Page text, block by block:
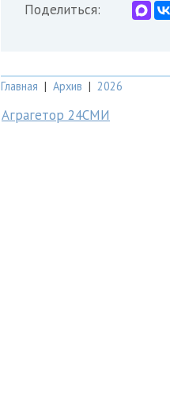
Поделиться:
Главная | Архив | 2026
Аграгетор 24СМИ